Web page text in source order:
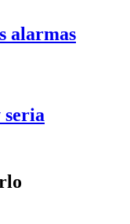
alarmas
seria